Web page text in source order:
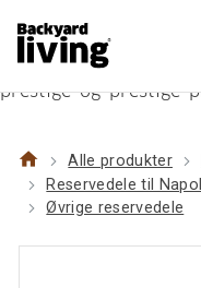
til-napoleon-og-
reservedele/
prestige-og-prestige-
home Alle produkter
Reservedele til
Øvrige reservedele